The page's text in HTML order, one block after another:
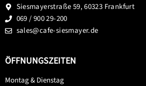
Siesmayerstraße 59, 60323 Frankfurt
069 / 900 29-200
sales@cafe-siesmayer.de
ÖFFNUNGSZEITEN
Montag & Dienstag